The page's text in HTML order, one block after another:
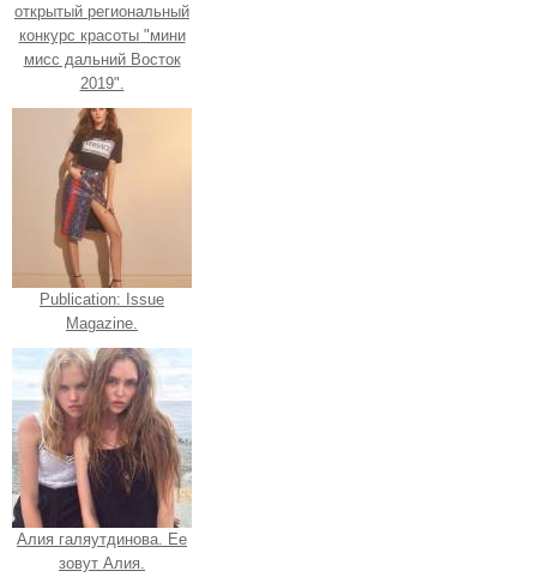
открытый региональный
конкурс красоты "мини
мисс дальний Восток
2019".
Publication: Issue
Magazine.
Алия галяутдинова. Ее
зовут Алия.